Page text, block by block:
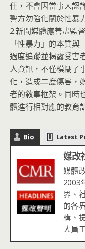
任，不會因當事人認
警方勿強化關於性暴
2.新聞媒體應善盡監
「性暴力」的本質
過度追蹤並揭露受害
人資訊，不僅模糊了
化，造成二度傷害，
者的敘事框架。同時
體進行相對應的教育
Bio Latest
媒改
媒體
2003
界、
的各
構、
人員